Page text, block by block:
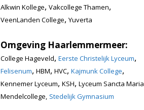
Alkwin Kollege, Vakcollege Thamen,
VeenLanden College, Yuverta
Omgeving Haarlemmermeer:
College Hageveld, Eerste Christelijk Lyceum,
Felisenum, HBM, HVC, Kajmunk College,
Kennemer Lyceum, KSH, Lyceum Sancta Maria
Mendelcollege, Stedelijk Gymnasium